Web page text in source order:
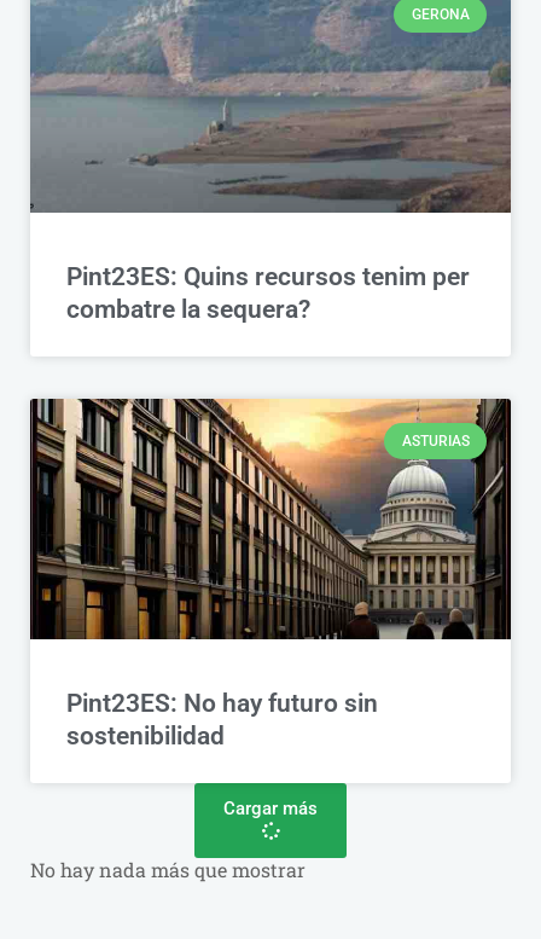
GERONA
Pint23ES: Quins recursos tenim per
combatre la sequera?
ASTURIAS
Pint23ES: No hay futuro sin
sostenibilidad
Cargar más
No hay nada más que mostrar